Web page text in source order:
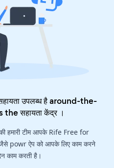
उपलब्ध है around-the-
theसहायता केंद्र।
की हमारी टीम आपके Rife Free for
powr ऐप को आपके लिए काम करने
काम करती है।